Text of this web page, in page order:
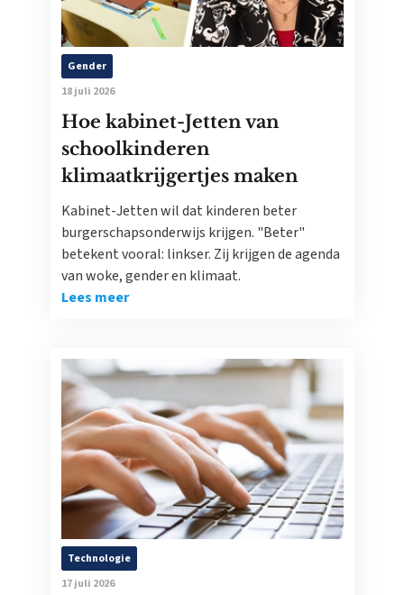
Gender
18 juli 2026
Hoe kabinet-Jetten van
schoolkinderen
klimaatkrijgertjes maken
Kabinet-Jetten wil dat kinderen beter
burgerschapsonderwijs krijgen. "Beter"
betekent vooral: linkser. Zij krijgen de agenda
van woke, gender en klimaat.
Lees meer
Technologie
17 juli 2026